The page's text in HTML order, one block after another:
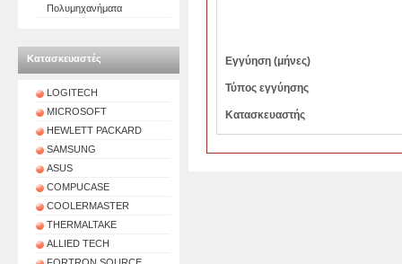
Πολυμηχανήματα
Κατασκευαστές
LOGITECH
MICROSOFT
HEWLETT PACKARD
SAMSUNG
ASUS
COMPUCASE
COOLERMASTER
THERMALTAKE
ALLIED TECH
Εγγύηση (μήνες)
Τύπος εγγύησης
Κατασκευαστής